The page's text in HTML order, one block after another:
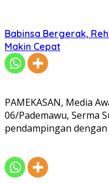
Babinsa Bergerak,
Makin Cepat
PAMEKASAN, Media
06/Pademawu, Serma
pendampingan